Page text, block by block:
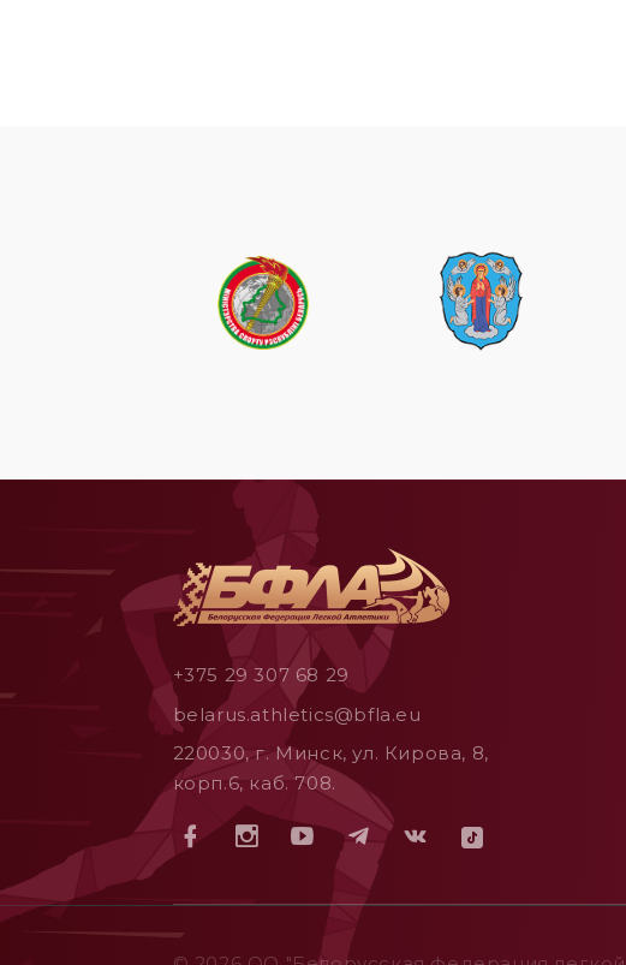
+375 29 307 68 29
belarus.athletics@bfla.eu
220030, г. Минск, ул. Кирова, 8,
корп.6, каб. 708.